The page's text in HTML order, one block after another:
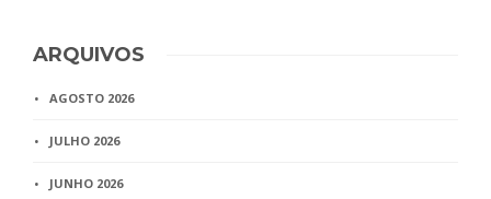
ARQUIVOS
AGOSTO 2026
JULHO 2026
JUNHO 2026